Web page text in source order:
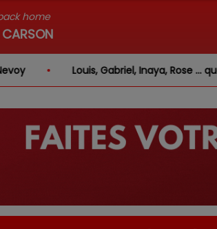
home
Louis, Gabriel, Inaya, Rose … quels